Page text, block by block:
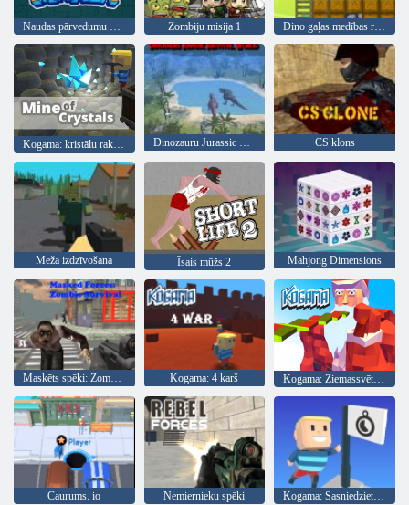
Naudas pārvedumu veidotājs Zombiju misija 1 Dino gaļas medības remastered
Dinozauru Jurassic Survival World CS klons
Meža izdzīvošana Īsais mūžs 2 Mahjong Dimensions
Maskēts spēki: Zombie Survival Kogama: 4 karš Kogama: Ziemassvētku parks
Caurums. io Nemiernieku spēki Kogama: Sasniedziet karogu